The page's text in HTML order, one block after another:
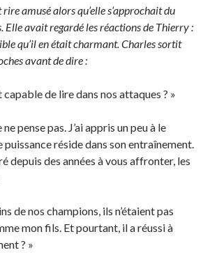
amusé alors qu’elle s’approchait du
Elle avait regardé les réactions de Thierry :
qu’il en était charmant. Charles sortit
avant de dire :
capable de lire dans nos attaques ? »
pense pas. J’ai appris un peu à le
réside dans son entraînement.
depuis des années à vous affronter, les
de nos champions, ils n’étaient pas
mon fils. Et pourtant, il a réussi à
? »